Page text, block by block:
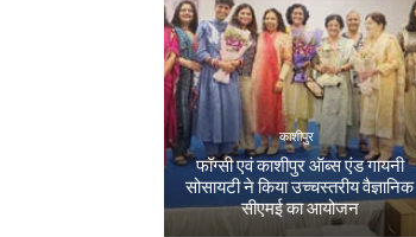
काशीपुर
फॉग्सी एवं काशीपुर ऑब्स एंड गायनी
सोसायटी ने किया उच्चस्तरीय वैज्ञानिक
सीएमई का आयोजन